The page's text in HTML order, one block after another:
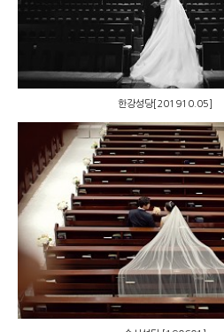
한강성당[201910.05]
수서성당 [190601]